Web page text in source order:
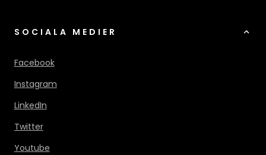
SOCIALA MEDIER
Facebook
Instagram
LinkedIn
Twitter
Youtube